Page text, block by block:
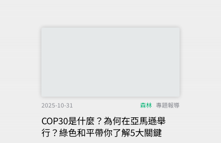
2025-10-31 森林 專題報導
COP30是什麼？為何在亞馬遜舉
行？綠色和平帶你了解5大關鍵